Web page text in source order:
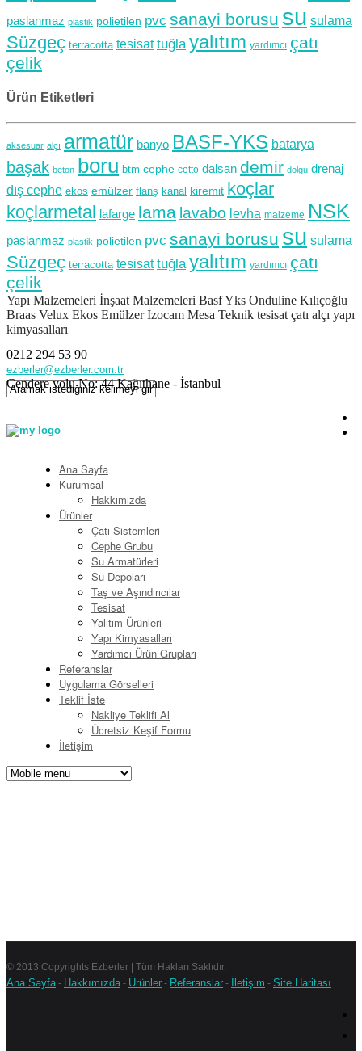
paslanmaz plastik polietilen pvc sanayi borusu su sulama
Süzgeç terracotta tesisat tuğla yalıtım yardımcı çatı
çelik
Ürün Etiketleri
aksesuar alçı armatür banyo BASF-YKS batarya
başak beton boru btm cephe cotto dalsan demir dolgu drenaj
dış cephe ekos emülzer flanş kanal kiremit koçlar
koçlarmetal lafarge lama lavabo levha malzeme NSK
paslanmaz plastik polietilen pvc sanayi borusu su sulama
Süzgeç terracotta tesisat tuğla yalıtım yardımcı çatı
çelik
Yapı Malzemeleri İnşaat Malzemeleri Basf Yks Onduline Kılıçoğlu
Braas Velux Ekos Emülzer İzocam Mesa Teknik tesisat çatı alçı yapı
kimyasalları
0212 294 53 90
ezberler@ezberler.com.tr
Cendere yolu No: 44 Kağıthane - İstanbul
Ana Sayfa
Kurumsal
Hakkımızda
Ürünler
Çatı Sistemleri
Cephe Grubu
Su Armatürleri
Su Depoları
Taş ve Aşındırıcılar
Tesisat
Yalıtım Ürünleri
Yapı Kimyasalları
Yardımcı Ürün Grupları
Referanslar
Uygulama Görselleri
Teklif İste
Nakliye Teklifi Al
Ücretsiz Keşif Formu
İletişim
© 2013 Copyrights Ezberler | Tüm Hakları Saklıdır.
Ana Sayfa- Hakkımızda- Ürünler - Referanslar - İletişim - Site Haritası